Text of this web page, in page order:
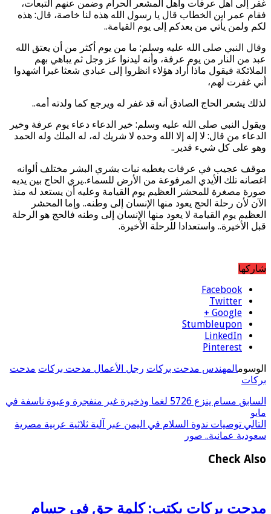
غفر إلى أهل عرفات وأهل المشعر الحرام وضمن عنهم التبعات،
فقام عمر ابن الخطاب قال يا رسول الله هذه لنا خاصة، قال: هذه
لكم ولمن يأتي من بعدكم إلى يوم القيامة..
وقال النبي صلى الله عليه وسلم: ما من يوم أكثر من أن يعتق الله
عبد من النار من يوم عرفة، وأنه ليدنوا عز وجل ثم يباهي بهم
الملائكة فيقول ماذا أراد هؤلاء انظروا إلى عبادي شعثا غبرا اشهدوا
أني غفرت لهم،
لذلك يشعر الحاج الصادق أنه قد غفر له ويرجع كما ولدته أمه..
ويقول النبي صلى الله عليه وسلم: خير الدعاء دعاء يوم عرفة وخير
الدعاء من قال: لا إله إلا الله وحده لا شريك له، له الملك وله الحمد
وهو على كل شيء قدير..
موقف عجيب في عرفات يغطيه نبات بشري البشر مختلف ألوانه
اغصانه تلك الأيدي المرفوعة من الأرض للسماء..يري الحاج بين يديه
صورة مصغرة للمحشر العظيم يوم القيامة وعليه أن يستعد له منذ
الآن لأن رحلة الحج يعود منها الإنسان إلى وطنه.. وإما المحشر
العظيم يوم القيامة لا يعود منها الإنسان إلى وطنه فالحج هو الرحلة
قبل الأخيرة.. واستعدادا للرحلة الأخيرة.
شاركها
Facebook
Twitter
Google +
Stumbleupon
LinkedIn
Pinterest
الوسومالمهندس مدحت بركات رجل الأعمال مدحت بركات مدحت
بركات
السابق
مسام ينزع 5726 لغما وذخيرة غير منفجرة وعبوة ناسفة في
مايو
التالي توصيات ندوة السلام في اليمن عبر آلية ثلاثية عربية مصرية
سعودية عمانية.. صور
Check Also
مدحت بركات يكتب: كلمة حق في حسام